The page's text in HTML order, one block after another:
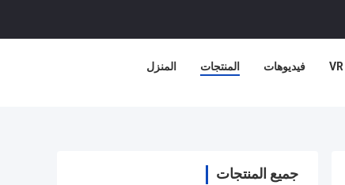
المنزل المنتجات فيديوهات
جميع المنتجات